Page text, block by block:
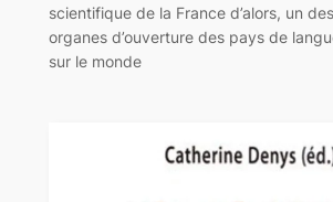
scientifique de la France d’alors, un
organes d’ouverture des pays de
sur le monde